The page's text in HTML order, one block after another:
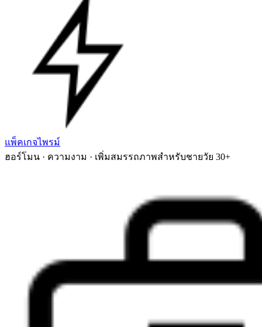
แพ็คเกจไพรม์
ฮอร์โมน · ความงาม · เพิ่มสมรรถภาพสำหรับชายวัย 30+